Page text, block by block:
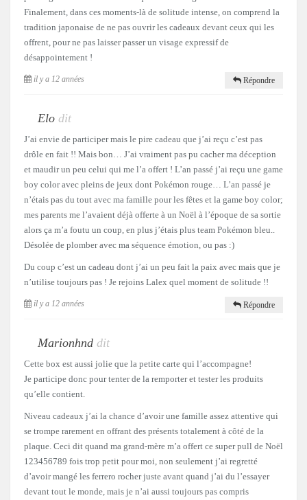
Finalement, dans ces moments-là de solitude intense, on comprend la
tradition japonaise de ne pas ouvrir les cadeaux devant ceux qui les
offrent, pour ne pas laisser passer un visage expressif de
désappointement !
il y a 12 années Répondre
Elo dit
J’ai envie de participer mais le pire cadeau que j’ai reçu c’est pas
drôle en fait !! Mais bon… J’ai vraiment pas pu cacher ma déception
et maudir un peu celui qui me l’a offert ! L’an passé j’ai reçu une game
boy color avec pleins de jeux dont Pokémon rouge… L’an passé je
n’étais pas du tout avec ma famille pour les fêtes et la game boy color;
mes parents me l’avaient déjà offerte à un Noël à l’époque de sa sortie
alors ça m’a foutu un coup, en plus j’étais plus team Pokémon bleu..
Désolée de plomber avec ma séquence émotion, ou pas :)
Du coup c’est un cadeau dont j’ai un peu fait la paix avec mais que je
n’utilise toujours pas ! Je rejoins Lalex quel moment de solitude !!
il y a 12 années Répondre
Marionhnd dit
Cette box est aussi jolie que la petite carte qui l’accompagne!
Je participe donc pour tenter de la remporter et tester les produits
qu’elle contient.
Niveau cadeaux j’ai la chance d’avoir une famille assez attentive qui
se trompe rarement en offrant des présents totalement à côté de la
plaque. Ceci dit quand ma grand-mère m’a offert ce super pull de Noël
123456789 fois trop petit pour moi, non seulement j’ai regretté
d’avoir mangé les ferrero rocher juste avant quand j’ai du l’essayer
devant tout le monde, mais je n’ai aussi toujours pas compris